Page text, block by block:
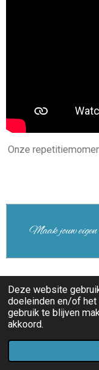
Deze website
doeleinden en/of het
gebruik te blijven
akkoord.
Onze
Maak jouw eigen